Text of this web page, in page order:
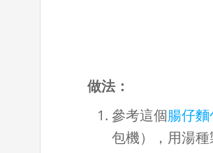
做法：
參考這個腸仔
包機），用湯種